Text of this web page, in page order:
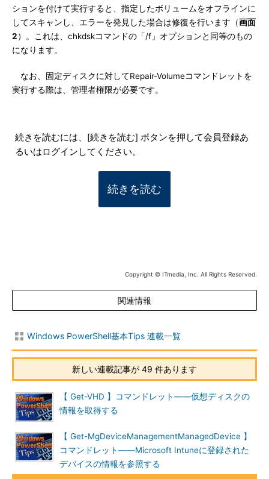
ションを付けて実行すると、指定したボリュームをオフラインに
してスキャンし、エラーを発見した場合は修復を行います（画面
2）。これは、chkdskコマンドの「/f」オプションと同等のもの
になります。
なお、固定ディスクに対してRepair-Volumeコマンドレットを
実行する際は、管理者権限が必要です。
続きを読むには、[続きを読む] ボタンを押して会員登録あ
るいはログインしてください。
続きを読む
Copyright © ITmedia, Inc. All Rights Reserved.
関連情報
Windows PowerShell基本Tips 連載一覧
新しい連載記事が 49 件あります
【 Get-VHD 】コマンドレット――仮想ディスクの
情報を取得する
【 Get-MgDeviceManagementManagedDevice 】
コマンドレット――Microsoft Intuneに登録された
デバイスの情報を参照する